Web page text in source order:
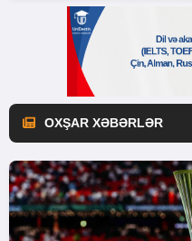
OXŞAR XƏBƏRLƏR